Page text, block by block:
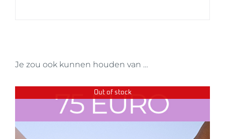
Je zou ook kunnen houden van …
Out of stock